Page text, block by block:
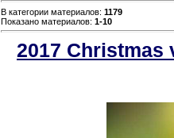
В категории материалов: 1179
Показано материалов: 1-10
2017 Christmas